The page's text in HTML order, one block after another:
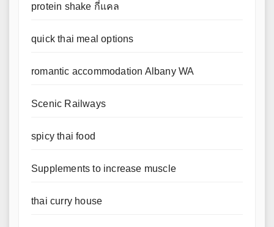
protein shake กี่แคล
quick thai meal options
romantic accommodation Albany WA
Scenic Railways
spicy thai food
Supplements to increase muscle
thai curry house